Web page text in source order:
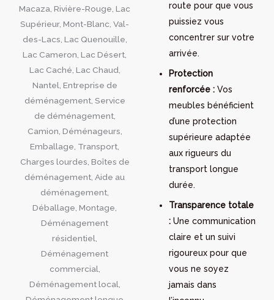
route pour que vous
puissiez vous
concentrer sur votre
arrivée.
Protection
renforcée : Vos
meubles bénéficient
d’une protection
supérieure adaptée
aux rigueurs du
transport longue
durée.
Transparence totale
: Une communication
claire et un suivi
rigoureux pour que
vous ne soyez
jamais dans